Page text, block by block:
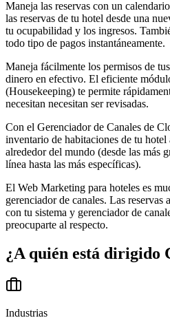
Maneja las reservas con un
las reservas de tu hotel desde una
tu ocupabilidad y los ingresos.
todo tipo de pagos instantáneamente.
Maneja fácilmente los permisos de
dinero en efectivo. El eficiente
(Housekeeping) te permite
necesitan necesitan ser revisadas.
Con el Gerenciador de Canales de
inventario de habitaciones de tu hotel
alrededor del mundo (desde las más
línea hasta las más específicas).
El Web Marketing para hoteles es
gerenciador de canales. Las reservas
con tu sistema y gerenciador de
preocuparte al respecto.
¿A quién está dirigido
Industrias